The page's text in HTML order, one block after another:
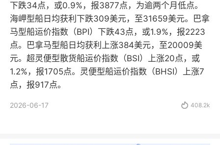
下跌34点，或0.9%，报3877点，为逾两个月低点。
海岬型船日均获利下跌309美元，至31659美元。巴拿
马型船运价指数（BPI）下跌43点，或1.9%，报2223
点。巴拿马型船日均获利上涨384美元，至20009美
元。超灵便型散货船运价指数（BSI）上涨20点，或
1.2%，报1705点。灵便型船运价指数（BHSI）上涨7
点，报917点。
2026-06-17  408.2k